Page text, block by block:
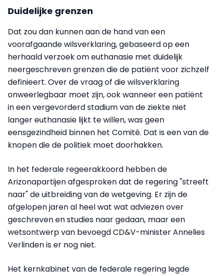
Duidelijke grenzen
Dat zou dan kunnen aan de hand van een
voorafgaande wilsverklaring, gebaseerd op een
herhaald verzoek om euthanasie met duidelijk
neergeschreven grenzen die de patiënt voor zichzelf
definieert. Over de vraag of die wilsverklaring
onweerlegbaar moet zijn, ook wanneer een patiënt
in een vergevorderd stadium van de ziekte niet
langer euthanasie lijkt te willen, was geen
eensgezindheid binnen het Comité. Dat is een van de
knopen die de politiek moet doorhakken.
In het federale regeerakkoord hebben de
Arizonapartijen afgesproken dat de regering "streeft
naar" de uitbreiding van de wetgeving. Er zijn de
afgelopen jaren al heel wat wat adviezen over
geschreven en studies naar gedaan, maar een
wetsontwerp van bevoegd CD&V-minister Annelies
Verlinden is er nog niet.
Het kernkabinet van de federale regering legde